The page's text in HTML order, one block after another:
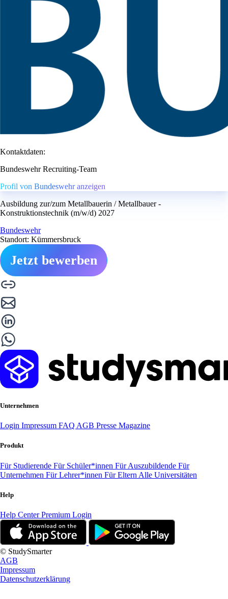
Kontaktdaten:
Bundeswehr Recruiting-Team
Profil von Bundeswehr anzeigen
Ausbildung zur/zum Metallbauerin / Metallbauer -
Konstruktionstechnik (m/w/d) 2027
Bundeswehr
Standort: Kümmersbruck
Jetzt bewerben
Unternehmen
Login Impressum FAQ AGB Presse Magazine
Produkt
Für Studierende Für Schüler*innen Für Auszubildende Für
Unternehmen Für Lehrer*innen Für Eltern Alle Universitäten
Help
Help CenterPremium Login
© StudySmarter
AGB
Impressum
Datenschutzerklärung